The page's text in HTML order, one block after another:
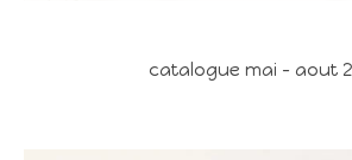
catalogue mai - aout